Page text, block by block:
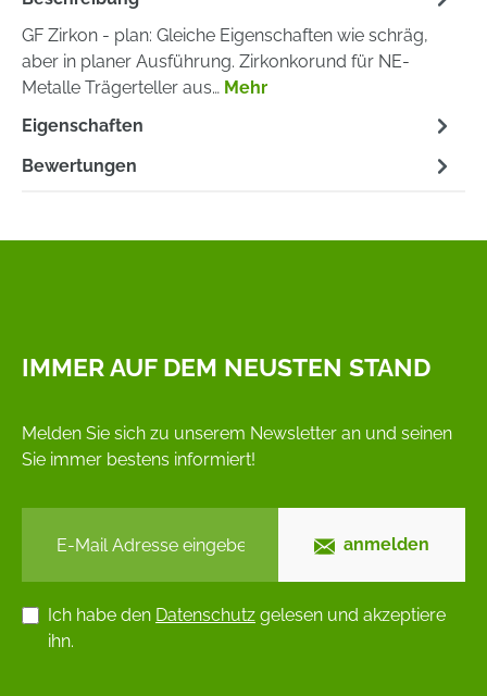
GF Zirkon - plan: Gleiche Eigenschaften wie schräg,
aber in planer Ausführung. Zirkonkorund für NE-
Metalle Trägerteller aus… Mehr
Eigenschaften
Bewertungen
IMMER AUF DEM NEUSTEN STAND
Melden Sie sich zu unserem Newsletter an und seinen
Sie immer bestens informiert!
anmelden
Ich habe den Datenschutz gelesen und akzeptiere
ihn.